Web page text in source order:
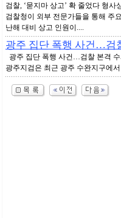
검찰, ‘묻지마 상고’ 확 줄었다 형
검찰청이 외부 전문가들을 통해 주
난해 대비 상고 인원이....
광주 집단 폭행 사건…검
광주 집단 폭행 사건…검찰 본격
광주지검은 최근 광주 수완지구에